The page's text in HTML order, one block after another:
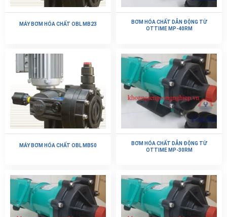
MÁY BƠM HÓA CHẤT OBL MB23
BƠM HÓA CHẤT DẪN ĐỘNG TỪ
OTTIME MP-40RM
MÁY BƠM HÓA CHẤT OBL MB50
BƠM HÓA CHẤT DẪN ĐỘNG TỪ
OTTIME MP-30RM